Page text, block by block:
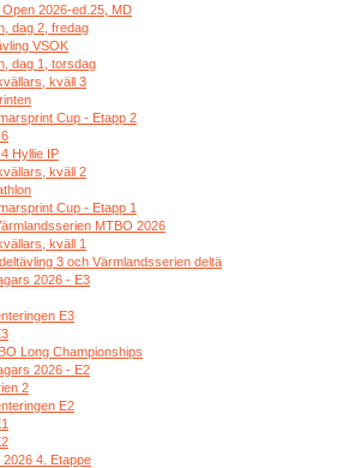
2026-ed.25, MD
dag 2, fredag
VSOK
dag 1, torsdag
kväll 3
Cup - Etapp 2
Hyllie IP
kväll 2
Cup - Etapp 1
MTBO 2026
kväll 1
3 och Värmlandsserien deltä
2026 - E3
E3
Long Championships
2026 - E2
2
E2
4. Etappe